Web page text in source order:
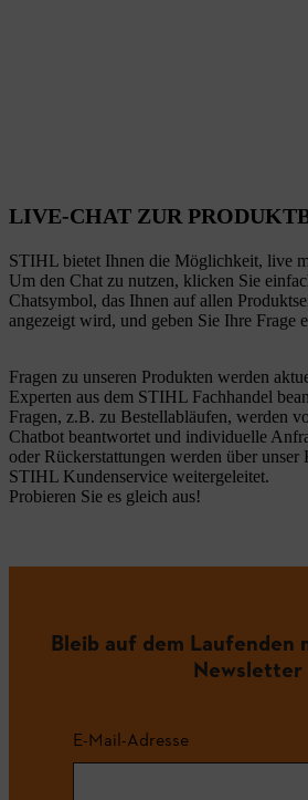
LIVE-CHAT ZUR
STIHL bietet Ihnen die Möglichkeit, live
Um den Chat zu nutzen, klicken Sie
Chatsymbol, das Ihnen auf allen
angezeigt wird, und geben Sie Ihre Frage
Fragen zu unseren Produkten werden
Experten aus dem STIHL Fachhandel
Fragen, z.B. zu Bestellabläufen, werden
Chatbot beantwortet und individuelle
oder Rückerstattungen werden über
STIHL Kundenservice weitergeleitet.
Probieren Sie es gleich aus!
Bleib auf dem Laufenden
Newsletter
E-Mail-Adresse